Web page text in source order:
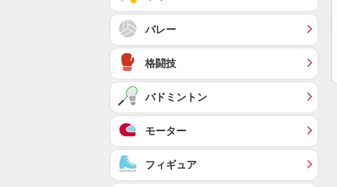
バレー
格闘技
バドミントン
モーター
フィギュア